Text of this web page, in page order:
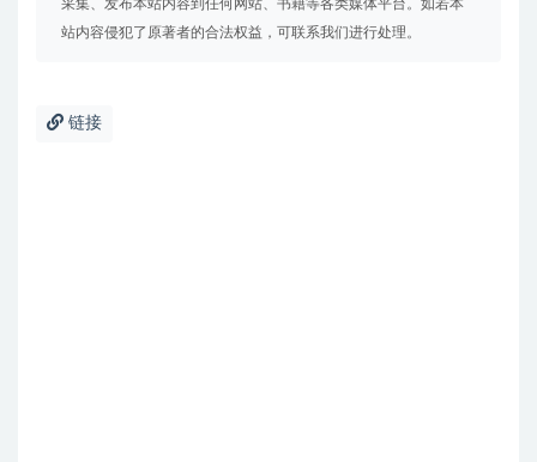
采集、发布本站内容到任何网站、书籍等各类媒体平台。如若本
站内容侵犯了原著者的合法权益，可联系我们进行处理。
链接